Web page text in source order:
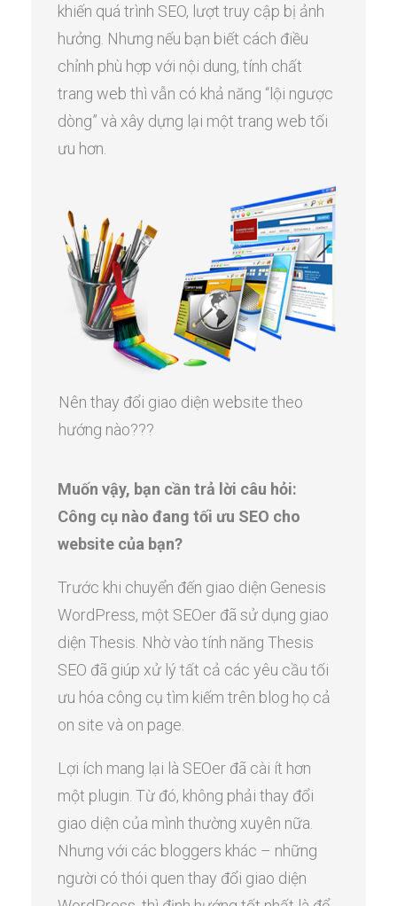
khiến quá trình SEO, lượt truy cập bị ảnh
hưởng. Nhưng nếu bạn biết cách điều
chỉnh phù hợp với nội dung, tính chất
trang web thì vẫn có khả năng “lội ngược
dòng” và xây dựng lại một trang web tối
ưu hơn.
Nên thay đổi giao diện website theo
hướng nào???
Muốn vậy, bạn cần trả lời câu hỏi:
Công cụ nào đang tối ưu SEO cho
website của bạn?
Trước khi chuyển đến giao diện Genesis
WordPress, một SEOer đã sử dụng giao
diện Thesis. Nhờ vào tính năng Thesis
SEO đã giúp xử lý tất cả các yêu cầu tối
ưu hóa công cụ tìm kiếm trên blog họ cả
on site và on page.
Lợi ích mang lại là SEOer đã cài ít hơn
một plugin. Từ đó, không phải thay đổi
giao diện của mình thường xuyên nữa.
Nhưng với các bloggers khác – những
người có thói quen thay đổi giao diện